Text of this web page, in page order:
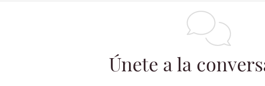
Únete a la